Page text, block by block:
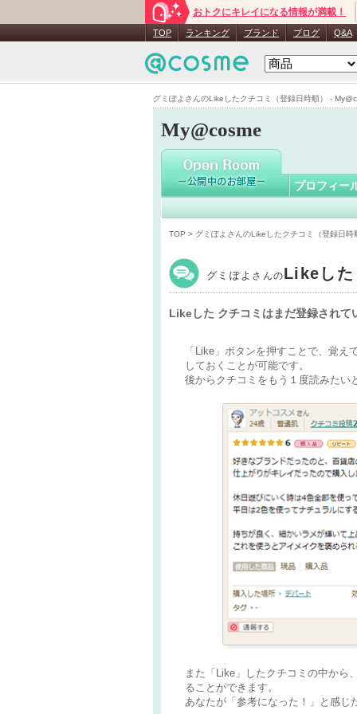
グミぽよさんのLikeしたクチコミ（登録日時順） -
おトクにキレイになる情報が満載！
TOP ランキング ブランド ブログ Q&A
My@cosme
グミぽよ
プロフィー
TOP > グミぽよさんのLikeしたクチコミ（登録日時
グミぽよ さんのLikeした
Likeした クチコミはまだ登録されて
「Like」ボタンを押すことで、覚
しておくことが可能です。
後からクチコミをもう１度読みたい
また「Like」したクチコミの中から
ることができます。
あなたが「参考になった！」と感じ